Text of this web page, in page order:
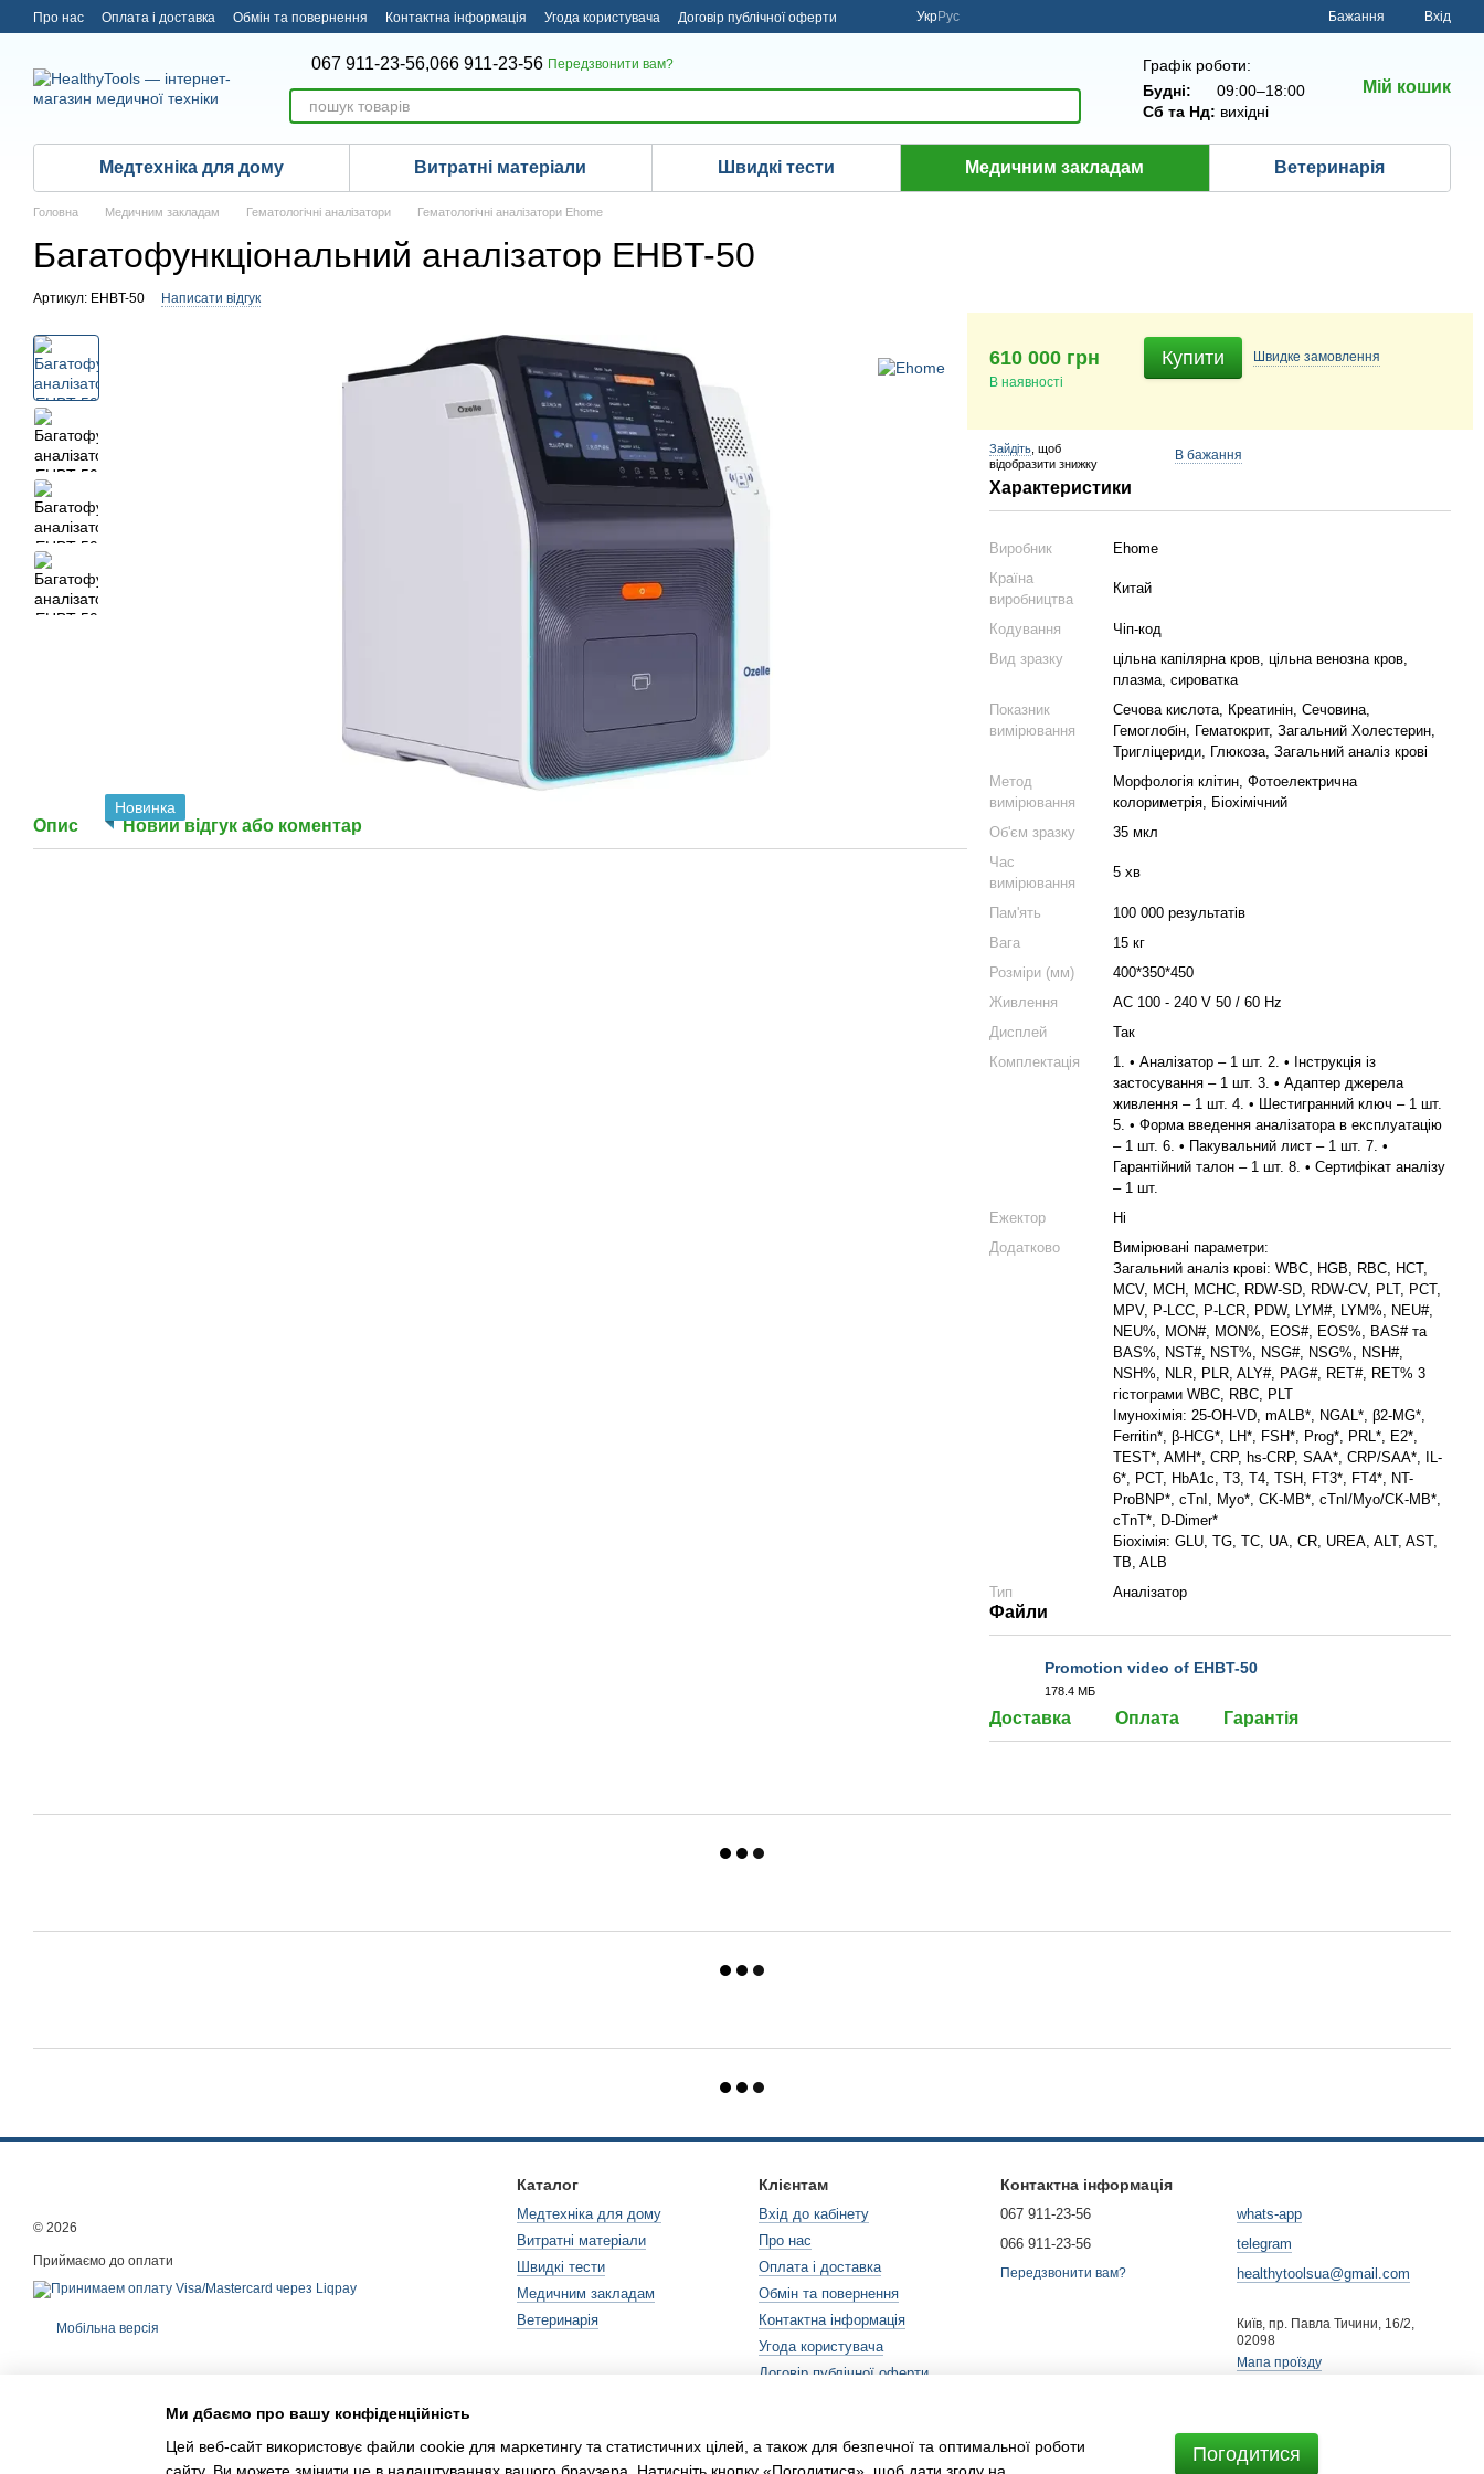
Перейти до основного контенту
Про нас Оплата і доставка Обмін та повернення Контактна інформація Угода користувача Договір публічної оферти УкрРус Бажання Вхід
067 911-23-56,066 911-23-56 Передзвонити вам?
Графік роботи:
Будні:
09:00–18:00
Сб та Нд: вихідні
Мій кошик
Медтехніка для дому Витратні матеріали Швидкі тести Медичним закладам Ветеринарія
Головна Медичним закладам Гематологічні аналізатори Гематологічні аналізатори Ehome
Багатофункціональний аналізатор EHBT-50
Артикул: EHBT-50 Написати відгук
Новинка
Опис Новий відгук або коментар
610 000 грн
В наявності
Купити Швидке замовлення
Зайдіть , щоб
відобразити знижку
В бажання
Характеристики
Виробник
Ehome
Країна
виробництва
Китай
Кодування
Чіп-код
Вид зразку
цільна капілярна кров, цільна венозна кров,
плазма, сироватка
Показник
вимірювання
Сечова кислота, Креатинін, Сечовина,
Гемоглобін, Гематокрит, Загальний Холестерин,
Тригліцериди, Глюкоза, Загальний аналіз крові
Метод
вимірювання
Морфологія клітин, Фотоелектрична
колориметрія, Біохімічний
Об'єм зразку
35 мкл
Час
вимірювання
5 хв
Пам'ять
100 000 результатів
Вага
15 кг
Розміри (мм)
400*350*450
Живлення
AC 100 - 240 V 50 / 60 Hz
Дисплей
Так
Комплектація
1. • Аналізатор – 1 шт. 2. • Інструкція із
застосування – 1 шт. 3. • Адаптер джерела
живлення – 1 шт. 4. • Шестигранний ключ – 1 шт.
5. • Форма введення аналізатора в експлуатацію
– 1 шт. 6. • Пакувальний лист – 1 шт. 7. •
Гарантійний талон – 1 шт. 8. • Сертифікат аналізу
– 1 шт.
Ежектор
Ні
Додатково
Вимірювані параметри:
Загальний аналіз крові: WBC, HGB, RBC, HCT,
MCV, MCH, MCHC, RDW-SD, RDW-CV, PLT, PCT,
MPV, P-LCC, P-LCR, PDW, LYM#, LYM%, NEU#,
NEU%, MON#, MON%, EOS#, EOS%, BAS# та
BAS%, NST#, NST%, NSG#, NSG%, NSH#,
NSH%, NLR, PLR, ALY#, PAG#, RET#, RET% 3
гістограми WBC, RBC, PLT
Імунохімія: 25-OH-VD, mALB*, NGAL*, β2-MG*,
Ferritin*, β-HCG*, LH*, FSH*, Prog*, PRL*, E2*,
TEST*, AMH*, CRP, hs-CRP, SAA*, CRP/SAA*, IL-
6*, PCT, HbA1c, T3, T4, TSH, FT3*, FT4*, NT-
ProBNP*, cTnI, Myo*, CK-MB*, cTnI/Myo/CK-MB*,
cTnT*, D-Dimer*
Біохімія: GLU, TG, TC, UA, CR, UREA, ALT, AST,
TB, ALB
Тип
Аналізатор
Файли
Promotion video of EHBT-50
178.4 МБ
Доставка Оплата Гарантія
© 2026
Приймаємо до оплати
Мобільна версія
Каталог
Медтехніка для дому
Витратні матеріали
Швидкі тести
Медичним закладам
Ветеринарія
Клієнтам
Вхід до кабінету
Про нас
Оплата і доставка
Обмін та повернення
Контактна інформація
Угода користувача
Договір публічної оферти
Контактна інформація
067 911-23-56
066 911-23-56
Передзвонити вам?
whats-app
telegram
healthytoolsua@gmail.com
Київ, пр. Павла Тичини, 16/2,
02098
Мапа проїзду
Ми дбаємо про вашу конфіденційність
Цей веб-сайт використовує файли cookie для маркетингу та статистичних цілей, а також для безпечної та оптимальної роботи
Погодитися